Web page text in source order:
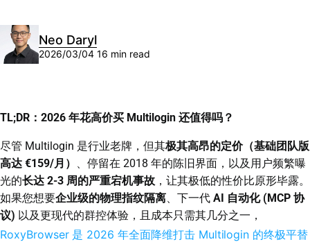
Neo Daryl
2026/03/04 16 min read
TL;DR：2026 年花高价买 Multilogin 还值得吗？
尽管 Multilogin 是行业老牌，但其极其高昂的定价（基础团队版
高达 €159/月） 、停留在 2018 年的陈旧界面，以及用户频繁曝
光的长达 2-3 周的严重宕机事故 ，让其极低的性价比原形毕露。
如果您想要企业级的物理指纹隔离、下一代 AI 自动化 (MCP 协
议) 以及更现代的群控体验，且成本只需其几分之一，
RoxyBrowser 是 2026 年全面降维打击 Multilogin 的终极平替